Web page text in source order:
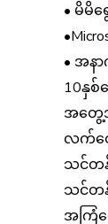
• မိမိရွ
• အန
10နှစ်
အတွေ့
လက်တွ
သင်တန်
သင်တန်
အကြံပ